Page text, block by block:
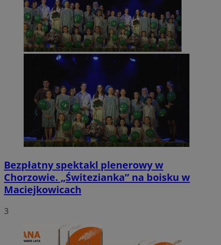
Bezpłatny spektakl plenerowy w
Chorzowie. „Świtezianka” na boisku w
Maciejkowicach
3